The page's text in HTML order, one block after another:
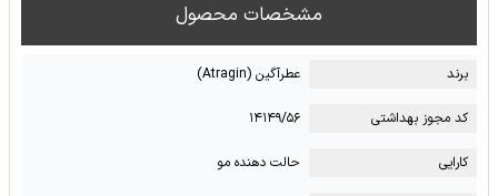
مشخصات محصول
برند عطرآگین (Atragin)
کد مجوز بهداشتی ۱۴۱۴۹/۵۶
کارایی حالت دهنده مو